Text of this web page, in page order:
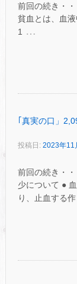
前回の続き・
貧血とは、血
1
…
｢真実の口」
投稿日: 2023年11
前回の続き・
少について ●
り、止血する作